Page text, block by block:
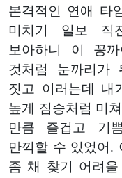
본격적인 연애 타
미치기 일보 직
보아하니 이 꽁
것처럼 눈까리가
짓고 이러는데 내
높게 짐승처럼 미
만큼 즐겁고 기
만끽할 수 있었어.
좀 채 찾기 어려